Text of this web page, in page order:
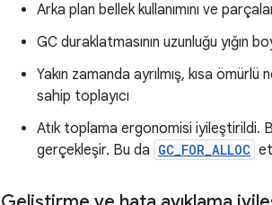
Arka plan bellek kullanımını ve
GC duraklatmasının uzunluğu yığın
Yakın zamanda ayrılmış, kısa
sahip toplayıcı
Atık toplama ergonomisi iyileştirildi.
gerçekleşir. Bu da GC_FOR_ALLOC